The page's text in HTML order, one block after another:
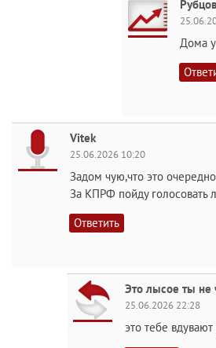
Дома
Vitek
25.06.2026 10:20
Задом чую,что это
За КПРФ пойду голосовать
Ответить
Это лысое ты не
25.06.2026 22:28
это тебе вдувают